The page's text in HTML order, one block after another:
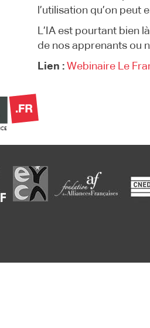
l’utilisation qu’on peut
L’IA est pourtant bien
de nos apprenants ou
Lien : Webinaire Le